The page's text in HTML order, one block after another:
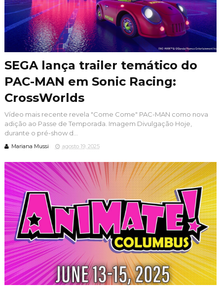
SEGA lança trailer temático do
PAC-MAN em Sonic Racing:
CrossWorlds
Vídeo mais recente revela "Come Come" PAC-MAN como nova
adição ao Passe de Temporada. Imagem Divulgação Hoje,
durante o pré-show d...
Mariana Mussi agosto 19, 2025